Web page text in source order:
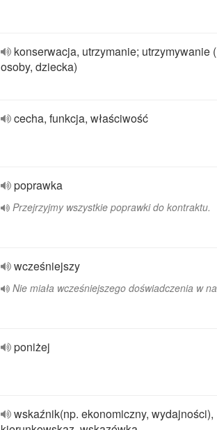
konserwacja, utrzymanie; utrzymywanie
osoby, dziecka)
cecha, funkcja, właściwość
poprawka
Przejrzyjmy wszystkie poprawki do kontraktu.
wcześniejszy
Nie miała wcześniejszego doświadczenia w
poniżej
wskaźnik(np. ekonomiczny, wydajności),